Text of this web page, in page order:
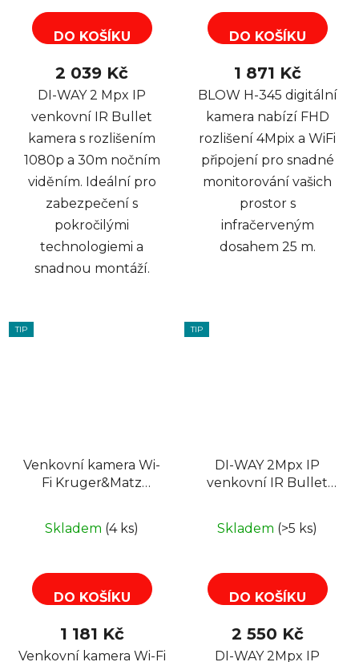
DO KOŠÍKU
2 039 Kč
DI-WAY 2 Mpx IP
venkovní IR Bullet
kamera s rozlišením
1080p a 30m nočním
viděním. Ideální pro
zabezpečení s
pokročilými
technologiemi a
snadnou montáží.
DO KOŠÍKU
1 871 Kč
BLOW H-345 digitální
kamera nabízí FHD
rozlišení 4Mpix a WiFi
připojení pro snadné
monitorování vašich
prostor s
infračerveným
dosahem 25 m.
TIP
Venkovní kamera Wi-
Fi Kruger&Matz
Skladem (4 ks)
DO KOŠÍKU
1 181 Kč
Venkovní kamera Wi-Fi
TIP
DI-WAY 2Mpx IP
venkovní IR Bullet
Skladem (>5 ks)
DO KOŠÍKU
2 550 Kč
DI-WAY 2Mpx IP